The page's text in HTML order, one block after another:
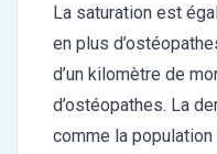
La saturation est
en plus
d’un kilomètre de
d’ostéopathes. La
comme la